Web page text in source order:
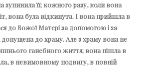
зупинила її; кожного разу, коли вона
вона була відкинута. І вона прийшла в
до Божої Матері за допомогою і за
допущена до храму. Але з храму вона не
ганебного життя; вона пішла в
в невимовному подвигу, в повній